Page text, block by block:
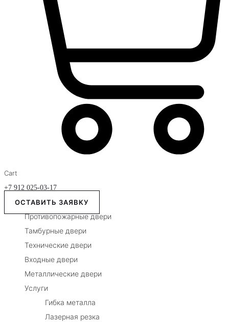
Cart
+7 912 025-03-17
ОСТАВИТЬ ЗАЯВКУ
Противопожарные двери
Тамбурные двери
Технические двери
Входные двери
Металлические двери
Услуги
Гибка металла
Лазерная резка